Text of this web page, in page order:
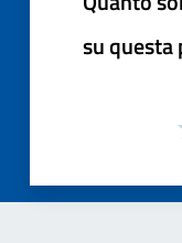
su questa